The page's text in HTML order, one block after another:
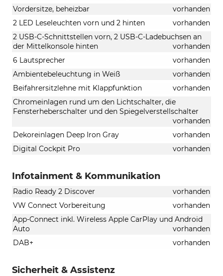
Vordersitze, beheizbar
vorhanden
2 LED Leseleuchten vorn und 2 hinten
vorhanden
2 USB-C-Schnittstellen vorn, 2 USB-C-Ladebuchsen an
der Mittelkonsole hinten
vorhanden
6 Lautsprecher
vorhanden
Ambientebeleuchtung in Weiß
vorhanden
Beifahrersitzlehne mit Klappfunktion
vorhanden
Chromeinlagen rund um den Lichtschalter, die
Fensterheberschalter und den Spiegelverstellschalter
vorhanden
Dekoreinlagen Deep Iron Gray
vorhanden
Digital Cockpit Pro
vorhanden
Infotainment & Kommunikation
Radio Ready 2 Discover
vorhanden
VW Connect Vorbereitung
vorhanden
App-Connect inkl. Wireless Apple CarPlay und Android
Auto
vorhanden
DAB+
vorhanden
Sicherheit & Assistenz